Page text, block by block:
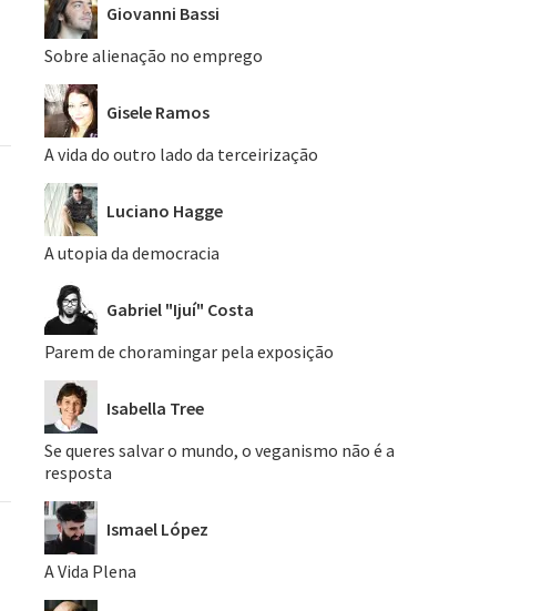
Giovanni Bassi
Sobre alienação no emprego
Gisele Ramos
A vida do outro lado da terceirização
Luciano Hagge
A utopia da democracia
Gabriel "Ijuí" Costa
Parem de choramingar pela exposição
Isabella Tree
Se queres salvar o mundo, o veganismo não é a
resposta
Ismael López
A Vida Plena